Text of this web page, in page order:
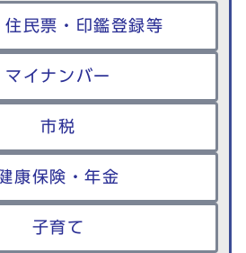
住民票・印鑑登録等
マイナンバー
市税
康保険・年金
子育て